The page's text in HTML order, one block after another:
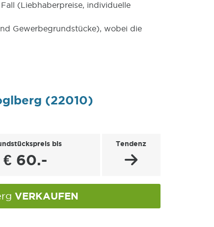
(Liebhaberpreise, individuelle
Gewerbegrundstücke), wobei die
(22010)
bis
€ 60.-
Tendenz
VERKAUFEN